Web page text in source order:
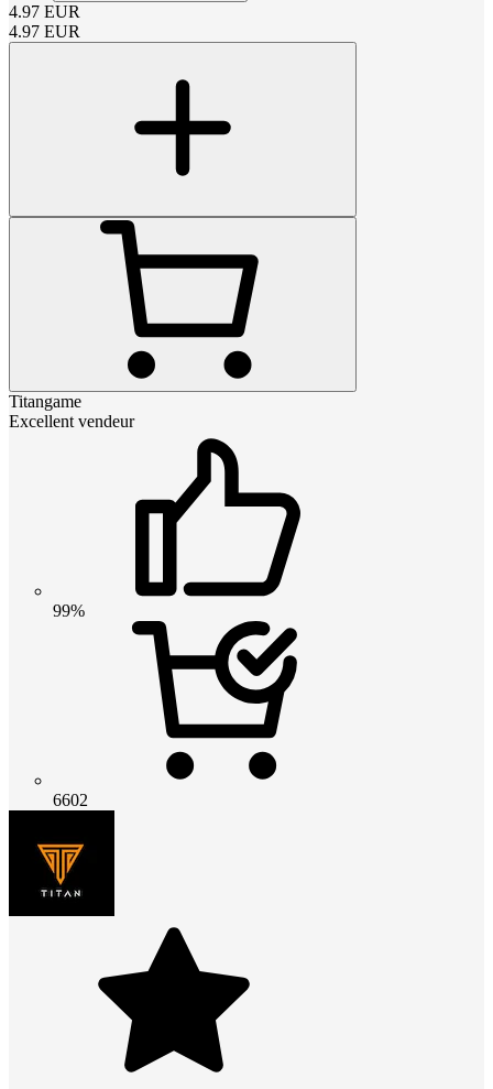
4.97 EUR
4.97 EUR
Titangame
Excellent vendeur
99%
6602